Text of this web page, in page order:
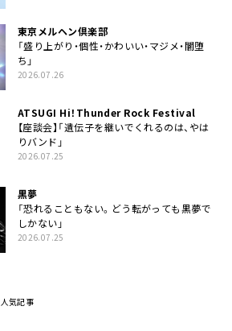
東京メルヘン倶楽部
「盛り上がり・個性・かわいい・マジメ・闇堕
ち」
2026.07.26
ATSUGI Hi！Thunder Rock Festival
【座談会】「遺伝子を継いでくれるのは、やは
りバンド」
2026.07.25
黒夢
「恐れることもない。どう転がっても黒夢で
しかない」
2026.07.25
人気記事